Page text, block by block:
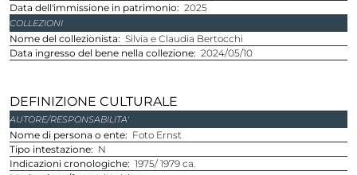
Data dell'immissione in patrimonio
2025
COLLEZIONI
Nome del collezionista
Silvia e Claudia Bertocchi
Data ingresso del bene nella collezione 2024/05/10
DEFINIZIONE CULTURALE
AUTORE/RESPONSABILITA'
Nome di persona o ente
Foto Ernst
Tipo intestazione
N
Indicazioni cronologiche 1975/ 1979 ca.